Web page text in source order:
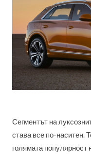
Сегментът на
става все по-наситен.
голямата популярност